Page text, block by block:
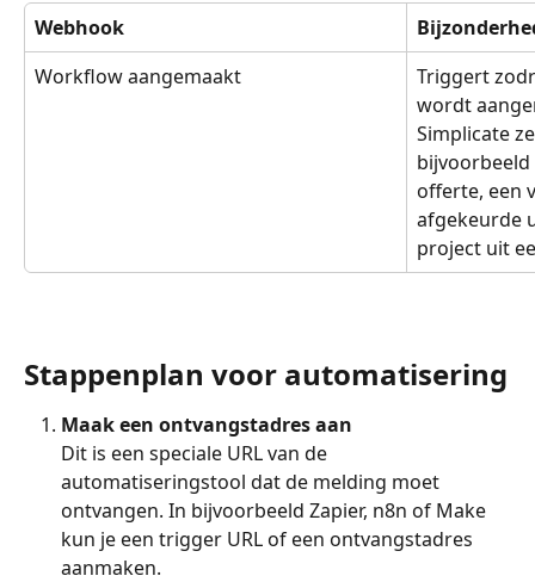
Webhook
Workflow aangemaakt
Triggert
wordt
Simplicate
offerte, een
afgekeurde
project uit
Stappenplan voor automatisering
Maak een ontvangstadres aan
Dit is een speciale URL van de
automatiseringstool dat de melding moet
ontvangen. In bijvoorbeeld Zapier, n8n of Make
kun je een trigger URL of een ontvangstadres
aanmaken.